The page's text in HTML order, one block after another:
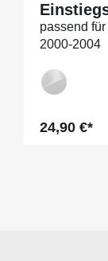
passend
2000-2004
Regulärer
24,90 €*